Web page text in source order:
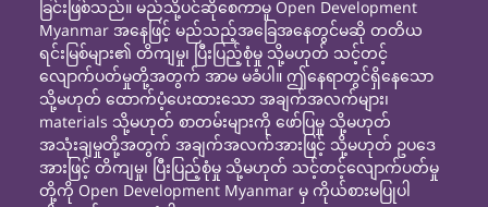
ခြင်းဖြစ်သည်။ မည်သို့ပင်ဆိုစေကာမူ Open Development
Myanmar အနေဖြင့် မည်သည့်အခြေအနေတွင်မဆို တတိယ
ရင်းမြစ်များ၏ တိကျမှု၊ ပြီးပြည့်စုံမှု သို့မဟုတ် သင့်တင့်
လျောက်ပတ်မှုတို့အတွက် အာမ မခံပါ။ ဤနေရာတွင်ရှိနေသော
သို့မဟုတ် ထောက်ပံ့ပေးထားသော အချက်အလက်များ၊
materials သို့မဟုတ် စာတမ်းများကို ဖော်ပြမှု သို့မဟုတ်
အသုံးချမှုတို့အတွက် အချက်အလက်အားဖြင့် သို့မဟုတ် ဥပဒေ
အားဖြင့် တိကျမှု၊ ပြီးပြည့်စုံမှု သို့မဟုတ် သင့်တင့်လျောက်ပတ်မှု
တို့ကို Open Development Myanmar မှ ကိုယ်စားမပြုပါ